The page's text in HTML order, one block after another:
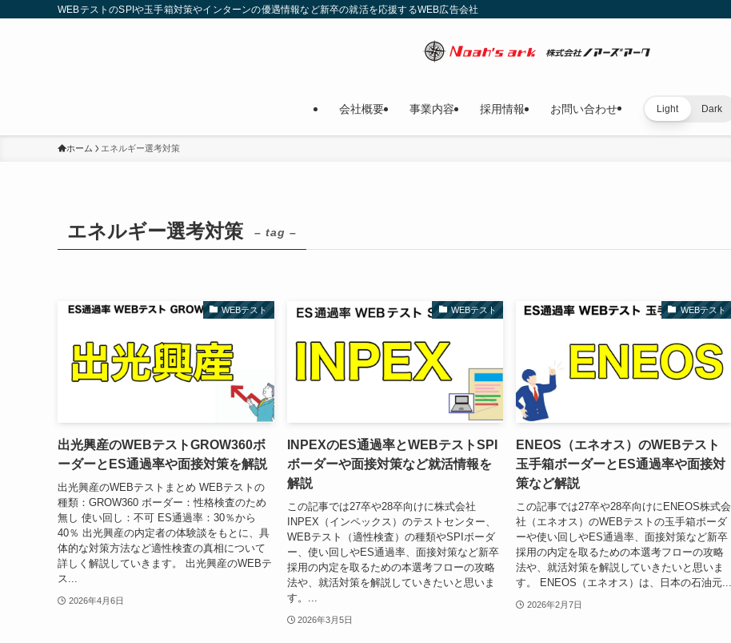
WEBテストのSPIや玉手箱対策やインターンの優遇情報など新卒の就活を応援するWEB広告会社
会社概要 事業内容 採用情報 お問い合わせ Light Dark
ホーム エネルギー選考対策
エネルギー選考対策 – tag –
WEBテスト
出光興産のWEBテストGROW360ボ
ーダーとES通過率や面接対策を解説
出光興産のWEBテストまとめ WEBテストの
種類：GROW360 ボーダー：性格検査のため
無し 使い回し：不可 ES通過率：30％から
40％ 出光興産の内定者の体験談をもとに、具
体的な対策方法など適性検査の真相について
詳しく解説していきます。 出光興産のWEBテ
ス...
2026年4月6日
WEBテスト
INPEXのES通過率とWEBテストSPI
ボーダーや面接対策など就活情報を
解説
この記事では27卒や28卒向けに株式会社
INPEX（インペックス）のテストセンター、
WEBテスト（適性検査）の種類やSPIボーダ
ー、使い回しやES通過率、面接対策など新卒
採用の内定を取るための本選考フローの攻略
法や、就活対策を解説していきたいと思いま
す。...
2026年3月5日
WEBテスト
ENEOS（エネオス）のWEBテスト
玉手箱ボーダーとES通過率や面接対
策など解説
この記事では27卒や28卒向けにENEOS株式会
社（エネオス）のWEBテストの玉手箱ボーダ
ーや使い回しやES通過率、面接対策など新卒
採用の内定を取るための本選考フローの攻略
法や、就活対策を解説していきたいと思いま
す。 ENEOS（エネオス）は、日本の石油元...
2026年2月7日